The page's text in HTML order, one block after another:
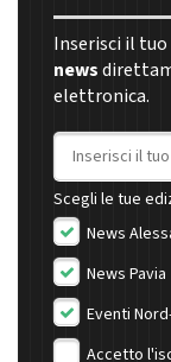
Inserisci il
news
elettronica.
Indirizzo
Scegli le tue
News
News Pavia
Eventi
Accetto